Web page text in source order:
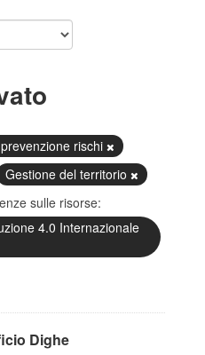
rischi
Gestione del territorio
sulle risorse:
4.0 Internazionale
Dighe